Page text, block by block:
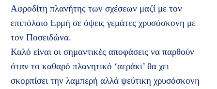
Αφροδίτη πλανήτης των σχέσεων μαζί με τον
επιπόλαιο Ερμή σε όψεις γεμάτες χρυσόσκονη με
τον Ποσειδώνα.
Καλό είναι οι σημαντικές αποφάσεις να παρθούν
όταν το καθαρό πλανητικό ‘αεράκι’ θα χει
σκορπίσει την λαμπερή αλλά ψεύτικη χρυσόσκονη